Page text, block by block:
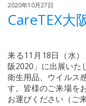
2020年10月27日
CareTEX大
来る11月18日（水
阪2020」に出展いた
衛生用品、ウイルス
す。皆様のご来場を
お運びください（ご